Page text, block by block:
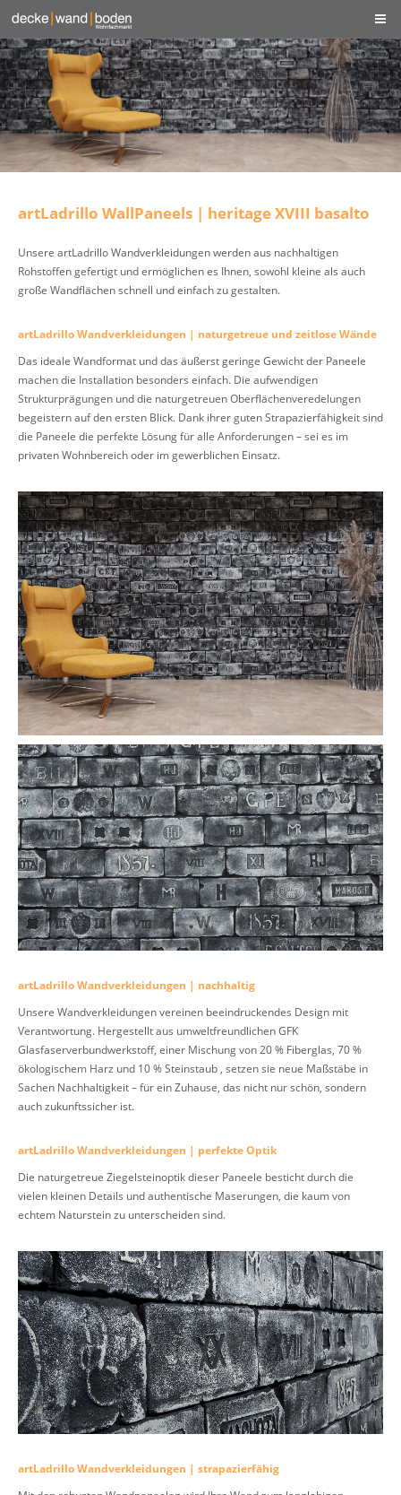
artLadrillo WallPaneels | heritage XVIII basalto
Unsere artLadrillo Wandverkleidungen werden aus nachhaltigen
Rohstoffen gefertigt und ermöglichen es Ihnen, sowohl kleine als auch
große Wandflächen schnell und einfach zu gestalten.
artLadrillo Wandverkleidungen | naturgetreue und zeitlose Wände
Das ideale Wandformat und das äußerst geringe Gewicht der Paneele
machen die Installation besonders einfach. Die aufwendigen
Strukturprägungen und die naturgetreuen Oberflächenveredelungen
begeistern auf den ersten Blick. Dank ihrer guten Strapazierfähigkeit sind
die Paneele die perfekte Lösung für alle Anforderungen – sei es im
privaten Wohnbereich oder im gewerblichen Einsatz.
artLadrillo Wandverkleidungen | nachhaltig
Unsere Wandverkleidungen vereinen beeindruckendes Design mit
Verantwortung. Hergestellt aus umweltfreundlichen GFK
Glasfaserverbundwerkstoff, einer Mischung von 20 % Fiberglas, 70 %
ökologischem Harz und 10 % Steinstaub , setzen sie neue Maßstäbe in
Sachen Nachhaltigkeit – für ein Zuhause, das nicht nur schön, sondern
auch zukunftssicher ist.
artLadrillo Wandverkleidungen | perfekte Optik
Die naturgetreue Ziegelsteinoptik dieser Paneele besticht durch die
vielen kleinen Details und authentische Maserungen, die kaum von
echtem Naturstein zu unterscheiden sind.
artLadrillo Wandverkleidungen | strapazierfähig